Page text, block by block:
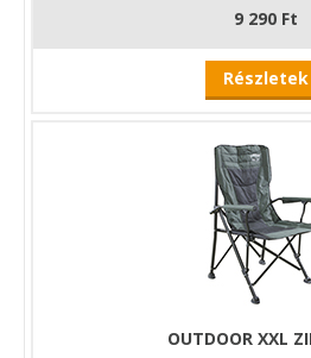
9 290 Ft
Részletek
OUTDOOR XXL